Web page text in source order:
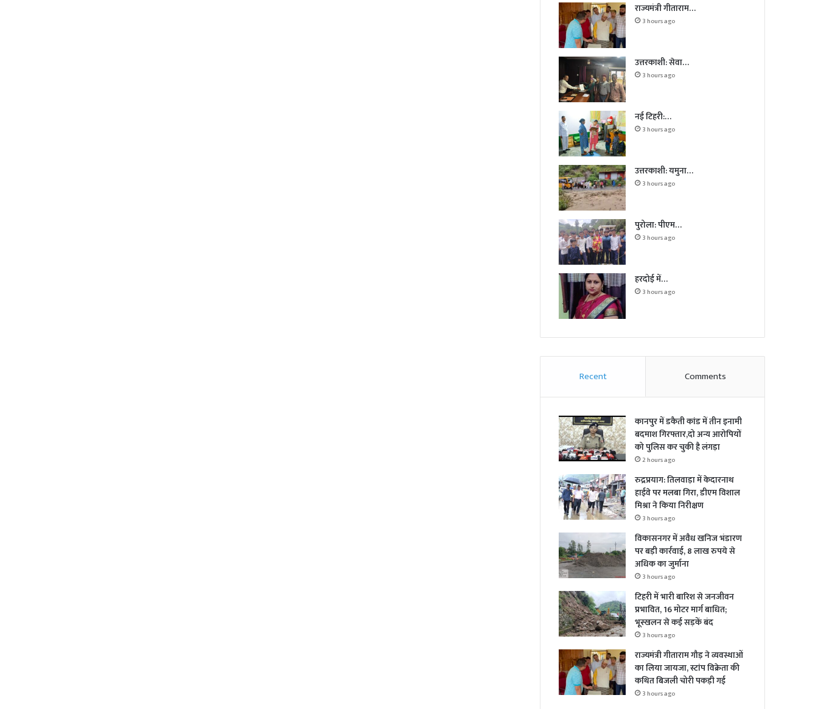
राज्यमंत्री गीताराम…
3 hours ago
उत्तरकाशी: सेवा…
3 hours ago
नई टिहरी:…
3 hours ago
उत्तरकाशी: यमुना…
3 hours ago
पुरोला: पीएम…
3 hours ago
हरदोई में…
3 hours ago
Recent Comments
कानपुर में डकैती कांड में तीन इनामी
बदमाश गिरफ्तार,दो अन्य आरोपियों
को पुलिस कर चुकी है लंगड़ा
2 hours ago
रुद्रप्रयाग: तिलवाड़ा में केदारनाथ
हाईवे पर मलबा गिरा, डीएम विशाल
मिश्रा ने किया निरीक्षण
3 hours ago
विकासनगर में अवैध खनिज भंडारण
पर बड़ी कार्रवाई, 8 लाख रुपये से
अधिक का जुर्माना
3 hours ago
टिहरी में भारी बारिश से जनजीवन
प्रभावित, 16 मोटर मार्ग बाधित;
भूस्खलन से कई सड़कें बंद
3 hours ago
राज्यमंत्री गीताराम गौड़ ने व्यवस्थाओं
का लिया जायजा, स्टांप विक्रेता की
कथित बिजली चोरी पकड़ी गई
3 hours ago